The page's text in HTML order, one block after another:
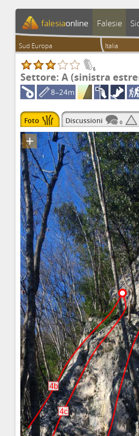
falesiaonline Falesie
Sud Europa Italia
6
Settore: A (sinistra
8–24m
Foto Discussioni 0
+
4b
4c